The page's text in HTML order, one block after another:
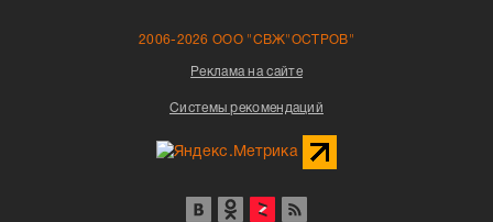
2006-2026 ООО "СВЖ"ОСТРОВ"
Реклама на сайте
Системы рекомендаций